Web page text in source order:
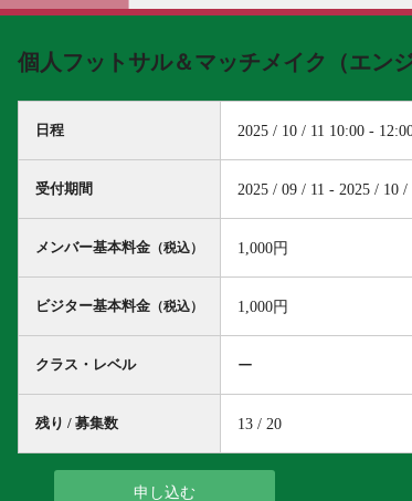
2014年4月の
用料金等を改
TEATRO
お掛けいたし
個人フットサル＆マッチメイク（エンジ
日程 2025 / 10 / 11 10:00 -
受付期間 2025 / 09 / 11 - 2025 / 10 /
メンバー基本料金（税込） 1,000円
ビジター基本料金（税込） 1,000円
クラス・レベル ー
残り / 募集数 13 / 20
申し込む